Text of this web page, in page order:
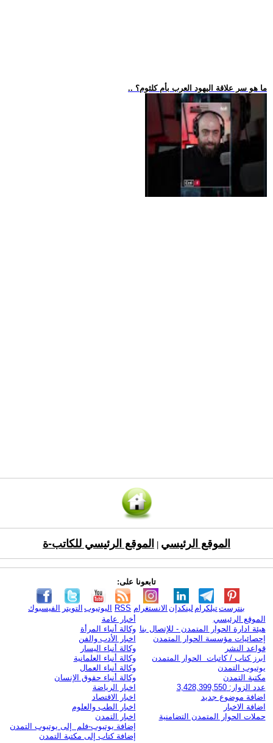
.. ما هو سر علاقة اليهود العرب بأم كلثوم؟
الموقع الرئيسي الموقع الرئيسي للكاتب-ة
تابعونا على:
الفيسبوك التويتر اليوتيوب RSS الانستغرام لينكدإن تيلكرامبنترست
الموقع الرئيسي
هيئة ادارة الحوار المتمدن - للإتصال بنا
إحصائيات مؤسسة الحوار المتمدن
قواعد النشر
ابرز كتاب / كاتبات الحوار المتمدن
يوتيوب التمدن
مكتبة التمدن
عدد الزوار: 3,428,399,550
اضافة موضوع جديد
اضافة الاخبار
حملات الحوار المتمدن التضامنية
أخبار عامة
وكالة أنباء المرأة
اخبار الأدب والفن
وكالة أنباء اليسار
وكالة أنباء العلمانية
وكالة أنباء العمال
وكالة أنباء حقوق الإنسان
اخبار الرياضة
اخبار الاقتصاد
اخبار الطب والعلوم
اخبار التمدن
إضافة يوتيوب-فلم إلى يوتيوب التمدن
إضافة كتاب إلى مكتبة التمدن